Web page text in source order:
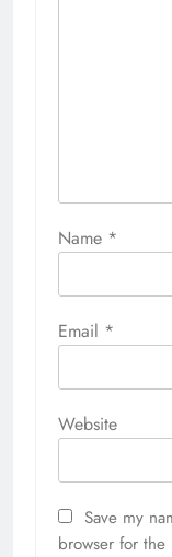
Name *
Email *
Website
Save my
browser for